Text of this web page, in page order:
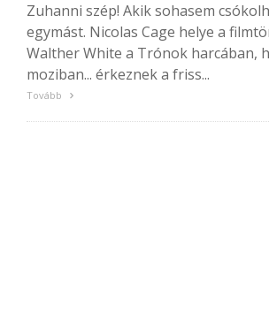
Zuhanni szép! Akik sohasem
egymást. Nicolas Cage helye a
Walther White a Trónok harcában,
moziban... érkeznek a friss...
Tovább